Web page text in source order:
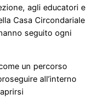
agli educatori e
Casa Circondariale
seguito ogni
un percorso
all’interno